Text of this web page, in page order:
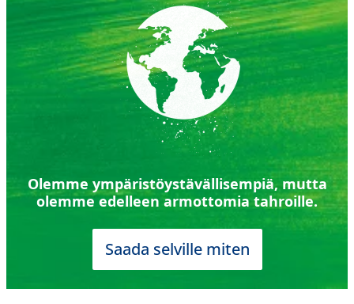
Olemme ympäristöystävällisempiä, mutta
olemme edelleen armottomia tahroille.
Saada selville miten